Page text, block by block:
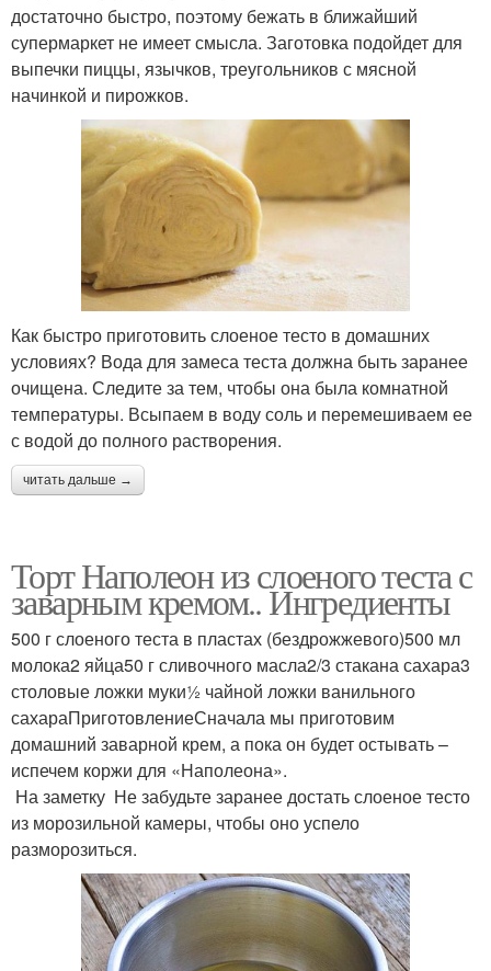
достаточно быстро, поэтому бежать в ближайший
супермаркет не имеет смысла. Заготовка подойдет для
выпечки пиццы, язычков, треугольников с мясной
начинкой и пирожков.
Как быстро приготовить слоеное тесто в домашних
условиях? Вода для замеса теста должна быть заранее
очищена. Следите за тем, чтобы она была комнатной
температуры. Всыпаем в воду соль и перемешиваем ее
с водой до полного растворения.
читать дальше →
Торт Наполеон из слоеного теста с
заварным кремом.. Ингредиенты
500 г слоеного теста в пластах (бездрожжевого)500 мл
молока2 яйца50 г сливочного масла2/3 стакана сахара3
столовые ложки муки½ чайной ложки ванильного
сахараПриготовлениеСначала мы приготовим
домашний заварной крем, а пока он будет остывать –
испечем коржи для «Наполеона».
На заметку Не забудьте заранее достать слоеное тесто
из морозильной камеры, чтобы оно успело
разморозиться.